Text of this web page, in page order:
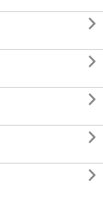




